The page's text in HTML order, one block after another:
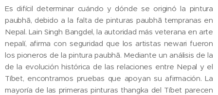
Es difícil determinar cuándo y dónde se originó la pintura
paubhā, debido a la falta de pinturas paubhā tempranas en
Nepal. Lain Singh Bangdel, la autoridad más veterana en arte
nepalí, afirma con seguridad que los artistas newari fueron
los pioneros de la pintura paubhā. Mediante un análisis de la
de la evolución histórica de las relaciones entre Nepal y el
Tíbet, encontramos pruebas que apoyan su afirmación. La
mayoría de las primeras pinturas thangka del Tíbet parecen